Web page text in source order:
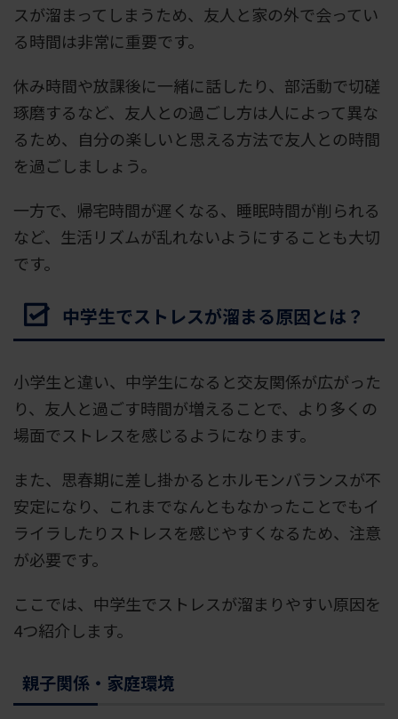
スが溜まってしまうため、友人と家の外で会ってい
る時間は非常に重要です。
休み時間や放課後に一緒に話したり、部活動で切磋
琢磨するなど、友人との過ごし方は人によって異な
るため、自分の楽しいと思える方法で友人との時間
を過ごしましょう。
一方で、帰宅時間が遅くなる、睡眠時間が削られる
など、生活リズムが乱れないようにすることも大切
です。
中学生でストレスが溜まる原因とは？
小学生と違い、中学生になると交友関係が広がった
り、友人と過ごす時間が増えることで、より多くの
場面でストレスを感じるようになります。
また、思春期に差し掛かるとホルモンバランスが不
安定になり、これまでなんともなかったことでもイ
ライラしたりストレスを感じやすくなるため、注意
が必要です。
ここでは、中学生でストレスが溜まりやすい原因を
4つ紹介します。
親子関係・家庭環境